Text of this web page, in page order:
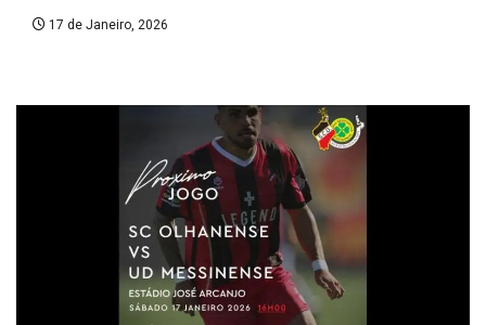
17 de Janeiro, 2026